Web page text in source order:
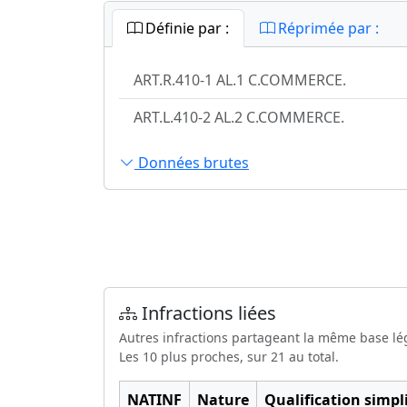
Définie par : Réprimée par :
ART.R.410-1 AL.1 C.COMMERCE.
ART.L.410-2 AL.2 C.COMMERCE.
Données brutes
Infractions liées
Autres infractions partageant la même base
Les 10 plus proches, sur 21 au total.
NATINF Nature Qualification